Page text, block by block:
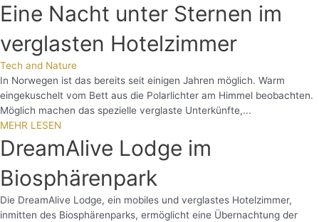
Eine Nacht unter Sternen im
verglasten Hotelzimmer
Tech and Nature
In Norwegen ist das bereits seit einigen Jahren möglich. Warm
eingekuschelt vom Bett aus die Polarlichter am Himmel beobachten.
Möglich machen das spezielle verglaste Unterkünfte,...
MEHR LESEN
DreamAlive Lodge im
Biosphärenpark
Die DreamAlive Lodge, ein mobiles und verglastes Hotelzimmer,
inmitten des Biosphärenparks, ermöglicht eine Übernachtung der